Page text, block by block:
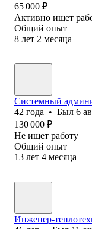
65 000 ₽
Активно ищет
Общий опыт
8 лет 2 месяца
Системный
42 года • Был 6
130 000 ₽
Не ищет работу
Общий опыт
13 лет 4 месяца
Инженер-